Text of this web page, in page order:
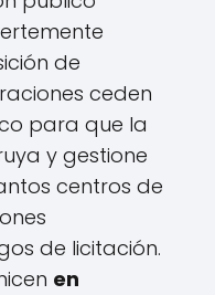
de
ceden
para que la
y gestione
centros de
de licitación.
en